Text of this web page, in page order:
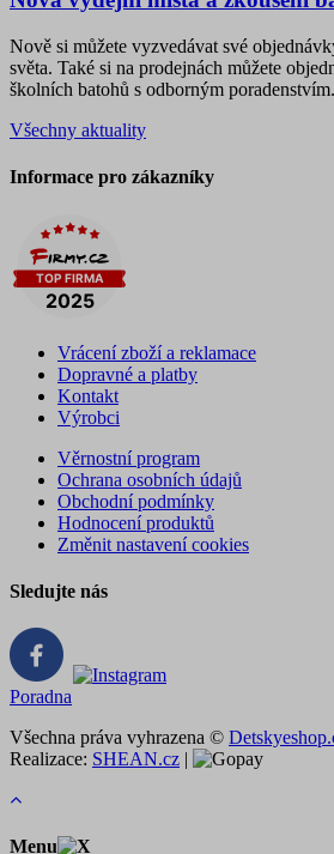
Nově si můžete vyzvedávat své
světa. Také si na prodejnách můžete
školních batohů s odborným poradenstvím.
Všechny aktuality
Informace pro zákazníky
Vrácení zboží a reklamace
Dopravné a platby
Kontakt
Výrobci
Věrnostní program
Ochrana osobních údajů
Obchodní podmínky
Hodnocení produktů
Změnit nastavení cookies
Sledujte nás
Poradna
Všechna práva vyhrazena ©
Realizace: SHEAN.cz |
Menu